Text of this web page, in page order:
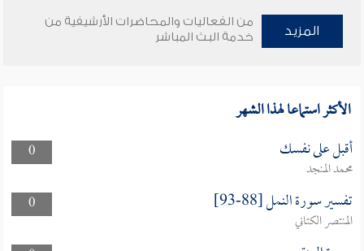
المزيد
من الفعاليات والمحاضرات الأرشيفية من
خدمة البث المباشر
الأكثر استماعا لهذا الشهر
0 أقبل على نفسك
محمد المنجد
0
تفسير سورة النمل [88-93]
المنتصر الكتاني